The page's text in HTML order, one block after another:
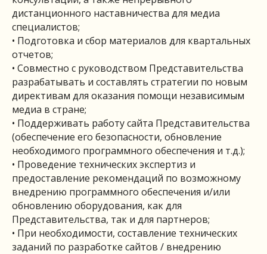
дистанционного наставничества для медиа
специалистов;
• Подготовка и сбор материалов для квартальных
отчетов;
• Совместно с руководством Представительства
разрабатывать и составлять стратегии по новым
директивам для оказания помощи независимым
медиа в стране;
• Поддерживать работу сайта Представительства
(обеспечение его безопасности, обновление
необходимого программного обеспечения и т.д.);
• Проведение технических экспертиз и
предоставление рекомендаций по возможному
внедрению программного обеспечения и/или
обновлению оборудования, как для
Представительства, так и для партнеров;
• При необходимости, составление технических
заданий по разработке сайтов / внедрению